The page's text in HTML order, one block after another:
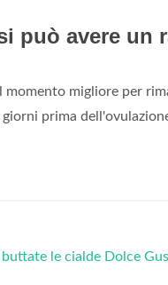
può avere un
momento migliore per
prima
le cialde Dolce